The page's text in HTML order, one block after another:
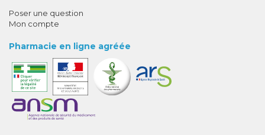
Poser une question
Mon compte
Pharmacie en ligne agréée